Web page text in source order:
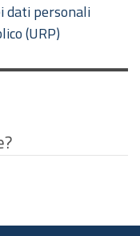
dati personali
(URP)